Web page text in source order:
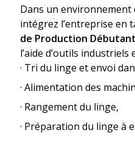
Dans un
intégrez l’entreprise en
de Production
l’aide d’outils industriels
· Tri du linge et envoi
· Alimentation des
· Rangement du linge,
· Préparation du linge à